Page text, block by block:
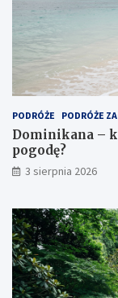
PODRÓŻE PODRÓŻE
Dominikana –
pogodę?
3 sierpnia 2026